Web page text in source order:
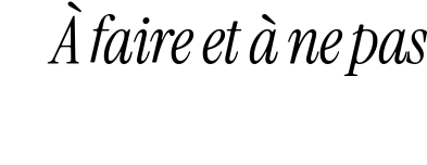
À faire et à ne